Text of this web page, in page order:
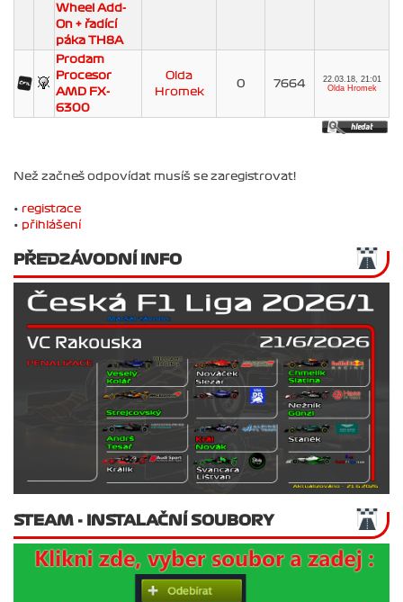
Wheel Add-
On + řadící
páka TH8A
Prodam
Procesor
AMD FX-
6300
Olda
Hromek
0 7664
22.03.18, 21:01
Olda Hromek
Než začneš odpovídat musíš se zaregistrovat!
• registrace
• přihlášení
PŘEDZÁVODNÍ INFO
STEAM - INSTALAČNÍ SOUBORY